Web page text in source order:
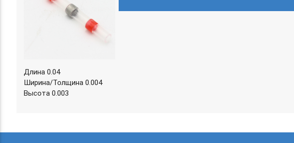
Длина 0.04
Ширина/Толщина 0.004
Высота 0.003